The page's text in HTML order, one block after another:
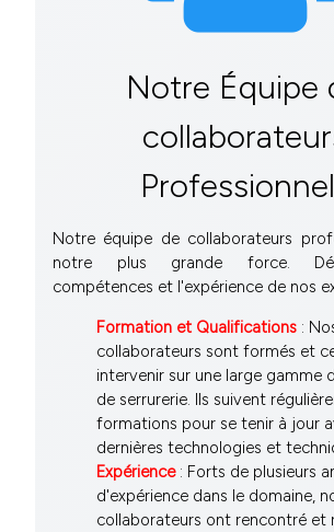
Notre Équipe
Notre équipe de collaborateurs
notre plus grande force.
compétences et l'expérience de nos
Formation et Qualifications :
collaborateurs sont formés et
intervenir sur une large gamme
de serrurerie. Ils suivent
formations pour se tenir à jour
dernières technologies et
Expérience: Forts de plusieurs
d'expérience dans le domaine,
collaborateurs ont rencontré et